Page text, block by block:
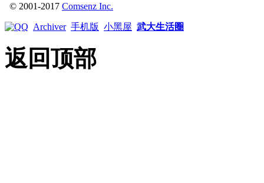
© 2001-2017 Comsenz Inc.
Archiver 手机版 小黑屋 武大生活圈
返回顶部